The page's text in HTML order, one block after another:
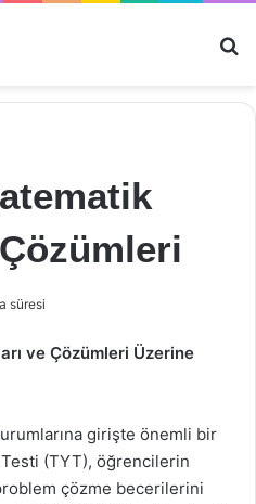
süresi
ve Çözümleri Üzerine
girişte önemli bir
(TYT), öğrencilerin
çözme becerilerini